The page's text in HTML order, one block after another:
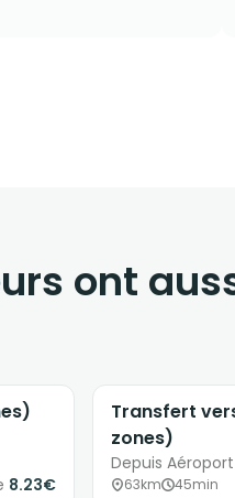
ont
8.23€
Transfert
zones)
Depuis
63km 45min